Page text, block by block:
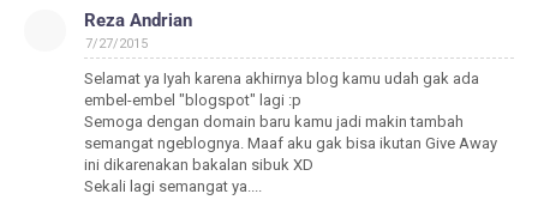
Reza Andrian
7/27/2015
Selamat ya Iyah karena akhirnya blog kamu udah gak ada
embel-embel "blogspot" lagi :p
Semoga dengan domain baru kamu jadi makin tambah
semangat ngeblognya. Maaf aku gak bisa ikutan Give Away
ini dikarenakan bakalan sibuk XD
Sekali lagi semangat ya....